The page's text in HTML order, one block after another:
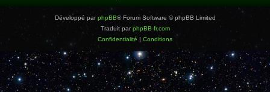
Développé parphpBB® Forum Software © phpBB Limited
Traduit parphpBB-fr.com
Confidentialité | Conditions